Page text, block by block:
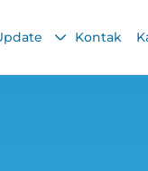
Kontak